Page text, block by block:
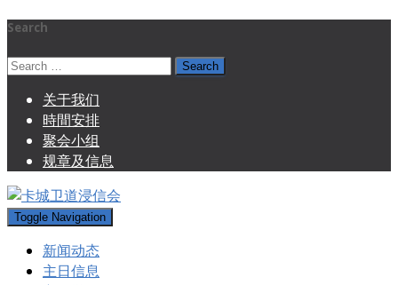
Search
Search
关于我们
時間安排
聚会小组
规章及信息
Toggle Navigation
新闻动态
主日信息